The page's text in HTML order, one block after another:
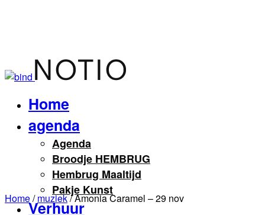
Home
agenda
Agenda
Broodje HEMBRUG
Hembrug Maaltijd
Pakje Kunst
Verhuur
Home/muziek/ Amonia Caramel – 29 nov